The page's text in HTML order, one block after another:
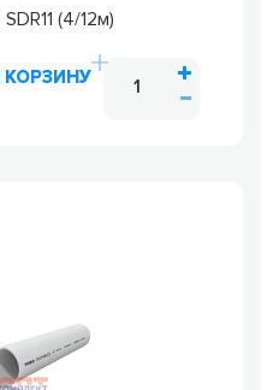
(4/12м)
КОРЗИНУ